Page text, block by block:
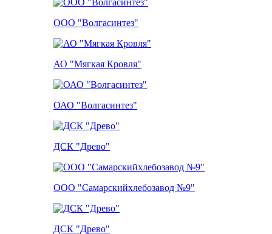
ООО "Волгасинтез"
АО "Мягкая Кровля"
ОАО "Волгасинтез"
ДСК "Древо"
ООО "Самарскийхлебозавод №9"
ДСК "Древо"